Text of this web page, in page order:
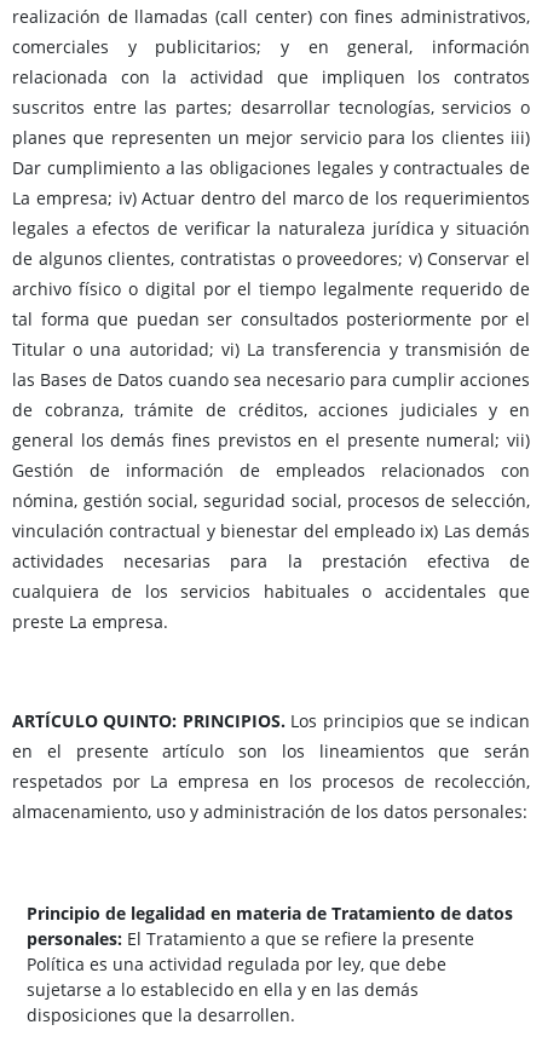
realización de llamadas (call center) con fines administrativos,
comerciales y publicitarios; y en general, información
relacionada con la actividad que impliquen los contratos
suscritos entre las partes; desarrollar tecnologías, servicios o
planes que representen un mejor servicio para los clientes iii)
Dar cumplimiento a las obligaciones legales y contractuales de
La empresa; iv) Actuar dentro del marco de los requerimientos
legales a efectos de verificar la naturaleza jurídica y situación
de algunos clientes, contratistas o proveedores; v) Conservar el
archivo físico o digital por el tiempo legalmente requerido de
tal forma que puedan ser consultados posteriormente por el
Titular o una autoridad; vi) La transferencia y transmisión de
las Bases de Datos cuando sea necesario para cumplir acciones
de cobranza, trámite de créditos, acciones judiciales y en
general los demás fines previstos en el presente numeral; vii)
Gestión de información de empleados relacionados con
nómina, gestión social, seguridad social, procesos de selección,
vinculación contractual y bienestar del empleado ix) Las demás
actividades necesarias para la prestación efectiva de
cualquiera de los servicios habituales o accidentales que
preste La empresa.
ARTÍCULO QUINTO: PRINCIPIOS.Los principios que se indican
en el presente artículo son los lineamientos que serán
respetados por La empresa en los procesos de recolección,
almacenamiento, uso y administración de los datos personales:
Principio de legalidad en materia de Tratamiento de datos
personales: El Tratamiento a que se refiere la presente
Política es una actividad regulada por ley, que debe
sujetarse a lo establecido en ella y en las demás
disposiciones que la desarrollen.